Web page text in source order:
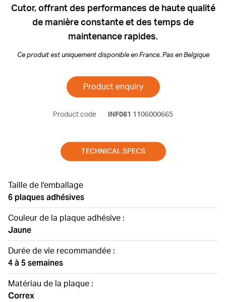
Cutor, offrant des performances de haute qualité
de manière constante et des temps de
maintenance rapides.
Ce produit est uniquement disponible en France. Pas en Belgique
Product enquiry
Product code INF061 1106000665
TECHNICAL SPECS
Taille de l'emballage
6 plaques adhésives
Couleur de la plaque adhésive :
Jaune
Durée de vie recommandée :
4 à 5 semaines
Matériau de la plaque :
Correx